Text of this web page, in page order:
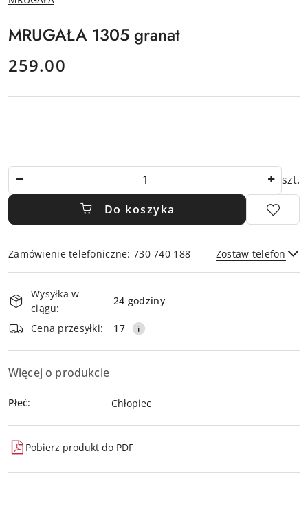
PRODUCENTA:
MRUGAŁA 1305 granat
cena:
259.00
szt.
Do koszyka
Zamówienie telefoniczne: 730 740 188 Zostaw telefon
i
dostawa
Wysyłka w
ciągu:
24 godziny
Cena przesyłki: 17
Więcej o produkcie
Płeć: Chłopiec
Pobierz produkt do PDF